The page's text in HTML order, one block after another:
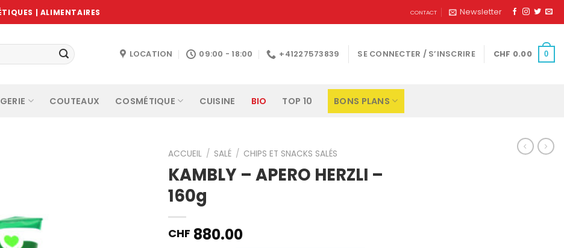
| ALIMENTAIRES CONTACT Newsletter
LOCATION 09:00 - 18:00 +41227573839 SE CONNECTER / S’INSCRIRE CHF 0.00 0
COUTEAUX COSMÉTIQUE CUISINE BIO TOP 10 BONS PLANS
ACCUEIL / SALÉ / CHIPS ET SNACKS SALÉS
KAMBLY – APERO HERZLI –
160g
CHF 880.00